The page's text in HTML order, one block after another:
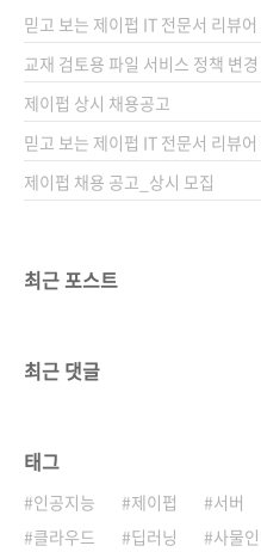
discovery-for-non-technology-
원문 게시일: 2010년 3월 5일 저자:
Cagan 작성자: 배장열
믿고 보는 제이펍 IT 전문서 리뷰
교재 검토용 파일 서비스 정책 변
제이펍 상시 채용공고
믿고 보는 제이펍 IT 전문서 리뷰
제이펍 채용 공고_상시 모집
최근 포스트
최근 댓글
태그
인공지능 제이펍 서버
클라우드
딥러닝 사물